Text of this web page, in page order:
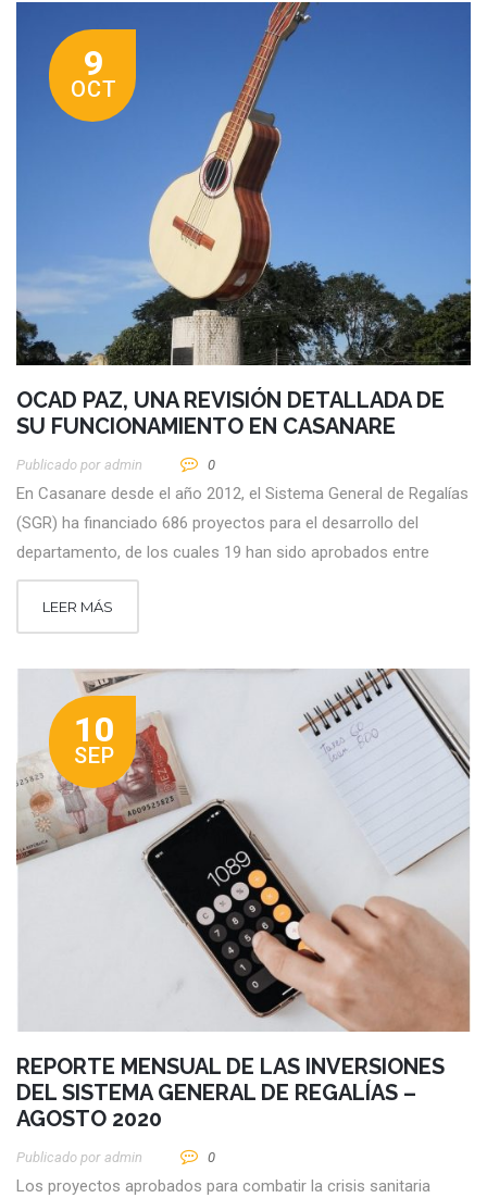
9
OCT
OCAD PAZ, UNA REVISIÓN DETALLADA DE
SU FUNCIONAMIENTO EN CASANARE
Publicado por Admin 0
En Casanare desde el año 2012, el Sistema General de Regalías
(SGR) ha financiado 686 proyectos para el desarrollo del
departamento, de los cuales 19 han sido aprobados entre
LEER MÁS
10
SEP
REPORTE MENSUAL DE LAS INVERSIONES
DEL SISTEMA GENERAL DE REGALÍAS –
AGOSTO 2020
Publicado por Admin 0
Los proyectos aprobados para combatir la crisis sanitaria